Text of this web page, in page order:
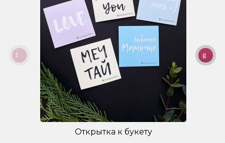
Открытка к букету